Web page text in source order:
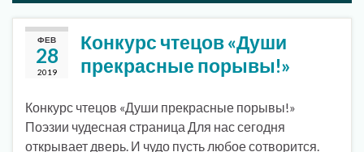
ФЕВ
28
2019
Конкурс чтецов «Души
прекрасные порывы!»
Конкурс чтецов «Души прекрасные порывы!»
Поэзии чудесная страница Для нас сегодня
открывает дверь. И чудо пусть любое сотворится.